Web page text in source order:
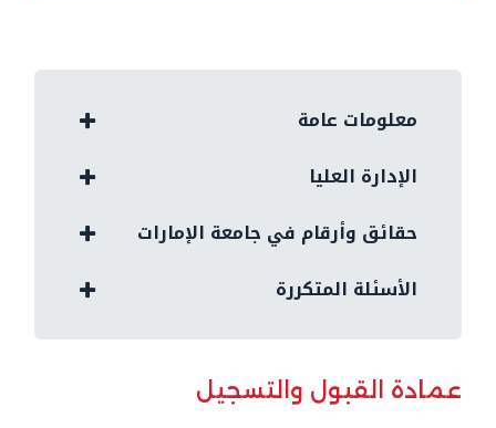
معلومات عامة
الإدارة العليا
حقائق وأرقام في جامعة الإمارات
الأسئلة المتكررة
عمادة القبول والتسجيل